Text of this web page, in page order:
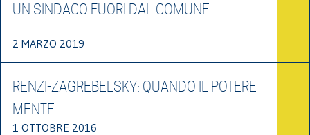
UN SINDACO FUORI DAL COMUNE
2 MARZO 2019
RENZI-ZAGREBELSKY: QUANDO IL POTERE
MENTE
1 OTTOBRE 2016